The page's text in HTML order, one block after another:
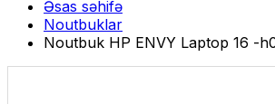
Əsas səhifə
Noutbuklar
Noutbuk HP ENVY Laptop 16 -